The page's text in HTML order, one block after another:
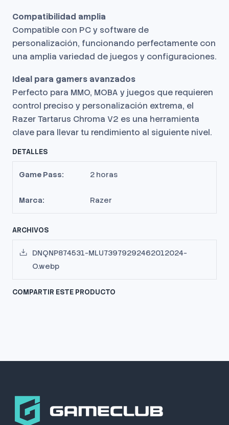
Compatibilidad amplia
Compatible con PC y software de
personalización, funcionando perfectamente con
una amplia variedad de juegos y configuraciones.
Ideal para gamers avanzados
Perfecto para MMO, MOBA y juegos que requieren
control preciso y personalización extrema, el
Razer Tartarus Chroma V2 es una herramienta
clave para llevar tu rendimiento al siguiente nivel.
DETALLES
Game Pass: 2 horas
Marca: Razer
ARCHIVOS
DNQNP874531-MLU73979292462012024-
O.webp
COMPARTIR ESTE PRODUCTO